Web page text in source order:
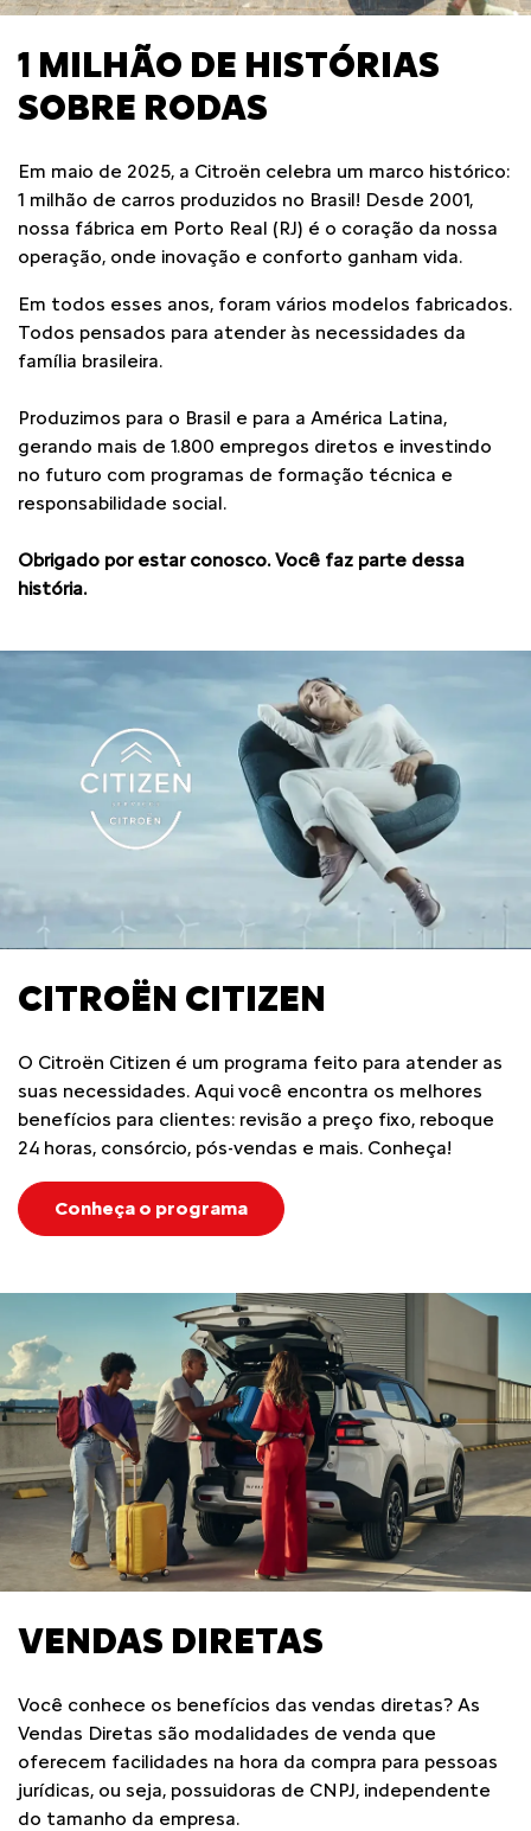
1 MILHÃO DE HISTÓRIAS
SOBRE RODAS
Em maio de 2025, a Citroën celebra um marco histórico:
1 milhão de carros produzidos no Brasil! Desde 2001,
nossa fábrica em Porto Real (RJ) é o coração da nossa
operação, onde inovação e conforto ganham vida.
Em todos esses anos, foram vários modelos fabricados.
Todos pensados para atender às necessidades da
família brasileira.
Produzimos para o Brasil e para a América Latina,
gerando mais de 1.800 empregos diretos e investindo
no futuro com programas de formação técnica e
responsabilidade social.
Obrigado por estar conosco. Você faz parte dessa
história.
CITROËN CITIZEN
O Citroën Citizen é um programa feito para atender as
suas necessidades. Aqui você encontra os melhores
benefícios para clientes: revisão a preço fixo, reboque
24 horas, consórcio, pós-vendas e mais. Conheça!
Conheça o programa
VENDAS DIRETAS
Você conhece os benefícios das vendas diretas? As
Vendas Diretas são modalidades de venda que
oferecem facilidades na hora da compra para pessoas
jurídicas, ou seja, possuidoras de CNPJ, independente
do tamanho da empresa.